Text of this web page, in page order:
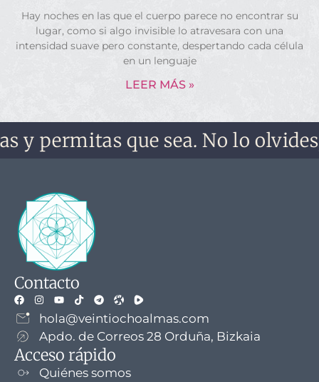
Hay noches en las que el cuerpo parece no encontrar su
lugar, como si algo invisible lo atravesara con una
intensidad suave pero constante, despertando cada célula
en un lenguaje
LEER MÁS »
que sea. No lo olvides, no te
Contacto
hola@veintiochoalmas.com
Apdo. de Correos 28 Orduña, Bizkaia
Acceso rápido
Quiénes somos